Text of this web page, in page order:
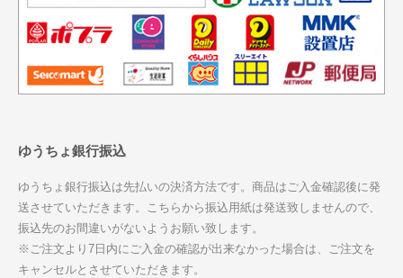
ゆうちょ銀行振込
ゆうちょ銀行振込は先払いの決済方法です。商品はご入金確認後に発
送させていただきます。こちらから振込用紙は発送致しませんので、
振込先のお間違いがないようお願い致します。
※ご注文より7日内にご入金の確認が出来なかった場合は、ご注文を
キャンセルとさせていただきます。